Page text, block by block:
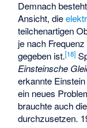
Demnach
Ansicht, die
teilchenartigen
je nach Frequenz
gegeben ist.[18]
Einsteinsche
erkannte
ein neues
brauchte auch
durchzusetzen.